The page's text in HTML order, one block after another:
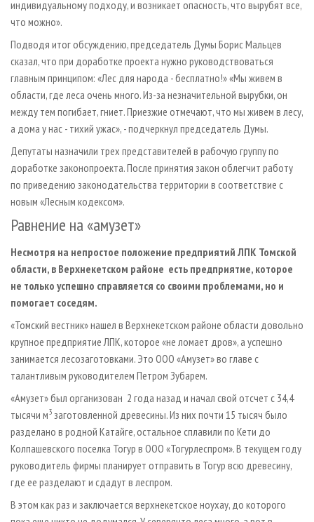
индивидуальному подходу, и возникает опасность, что вырубят все,
что можно».
Подводя итог обсуждению, председатель Думы Борис Мальцев
сказал, что при доработке проекта нужно руководствоваться
главным принципом: «Лес для народа - бесплатно!» «Мы живем в
области, где леса очень много. Из-за незначительной вырубки, он
между тем погибает, гниет. Приезжие отмечают, что мы живем в лесу,
а дома у нас - тихий ужас», - подчеркнул председатель Думы.
Депутаты назначили трех представителей в рабочую группу по
доработке законопроекта. После принятия закон облегчит работу
по приведению законодательства территории в соответствие с
новым «Лесным кодексом».
Равнение на «амузет»
Несмотря на непростое положение предприятий ЛПК Томской
области, в Верхнекетском районе есть предприятие, которое
не только успешно справляется со своими проблемами, но и
помогает соседям.
«Томский вестник» нашел в Верхнекетском районе области довольно
крупное предприятие ЛПК, которое «не ломает дров», а успешно
занимается лесозаготовками. Это ООО «Амузет» во главе с
талантливым руководителем Петром Зубарем.
«Амузет» был организован 2 года назад и начал свой отсчет с 34,4
тысячи м3 заготовленной древесины. Из них почти 15 тысяч было
разделано в родной Катайге, остальное сплавили по Кети до
Колпашевского поселка Тогур в ООО «Тогурлеспром». В текущем году
руководитель фирмы планирует отправить в Тогур всю древесину,
где ее разделают и сдадут в леспром.
В этом как раз и заключается верхнекетское ноу­хау, до которого